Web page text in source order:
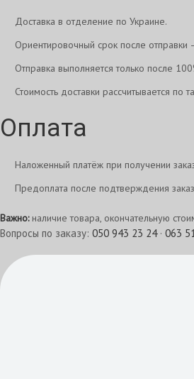
Доставка в отделение по Украине.
Ориентировочный срок после
Отправка выполняется только после
Стоимость доставки рассчитывается по
Оплата
Наложенный платёж при получении
Предоплата после подтверждения
Важно:наличие товара, окончательную
Вопросы по заказу: 050 943 23 24· 063